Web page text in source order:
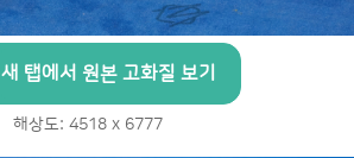
새 탭에서 원본 고화질 보기
해상도: 4518 x 6777